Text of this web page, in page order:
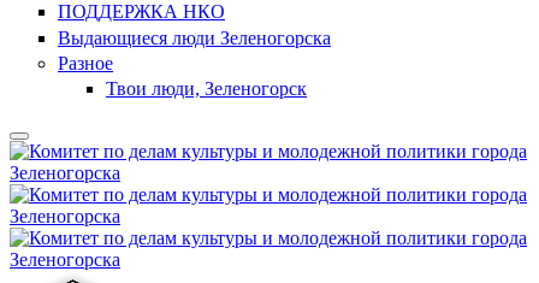
ПОДДЕРЖКА НКО
Выдающиеся люди Зеленогорска
Разное
Твои люди, Зеленогорск